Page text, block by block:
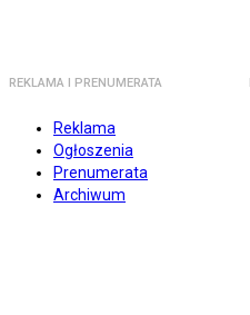
REKLAMA I PRENUMERATA
Reklama
Ogłoszenia
Prenumerata
Archiwum